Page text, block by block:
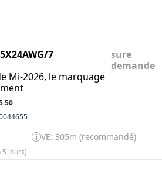
7
Mi-2026, le marquage
sure
demande
VE: 305m (recommandé)
jours)